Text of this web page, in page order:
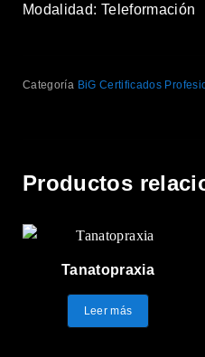
Modalidad: Teleformación
Categoría BiG Certificados
Productos
Tanatopraxia
Leer más